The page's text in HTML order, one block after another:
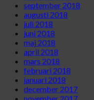
september 2018
augusti 2018
juli 2018
juni 2018
maj 2018
april 2018
mars 2018
februari 2018
januari 2018
december 2017